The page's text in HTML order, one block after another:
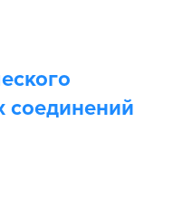
соединений